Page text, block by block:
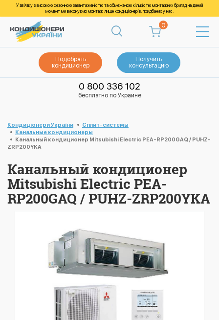
У зв’язку з високою сезонною завантаженістю та обмеженою кількістю монтажних бригад на даний
момент ми виконуємо монтаж лише кондиціонерів, придбаних у нас.
0
Подобрать
кондиционер
Получить
консультацию
0 800 336 102
бесплатно по Украине
Кондиціонери України
Cплит-системы
Канальные кондиционеры
Канальный кондиционер Mitsubishi Electric PEA-RP200GAQ / PUHZ-
ZRP200YKA
Канальный кондиционер
Mitsubishi Electric PEA-
RP200GAQ / PUHZ-ZRP200YKA